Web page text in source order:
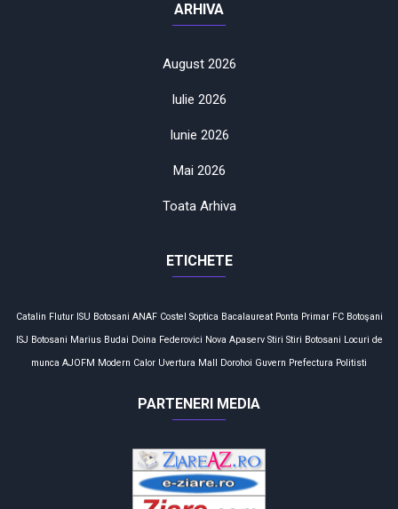
ARHIVA
August 2026
Iulie 2026
Iunie 2026
Mai 2026
Toata Arhiva
ETICHETE
Catalin Flutur ISU Botosani ANAF Costel Soptica Bacalaureat Ponta Primar FC Botoşani
ISJ Botosani Marius Budai Doina Federovici Nova Apaserv Stiri Stiri Botosani Locuri de
munca AJOFM Modern Calor Uvertura Mall Dorohoi Guvern Prefectura Politisti
PARTENERI MEDIA